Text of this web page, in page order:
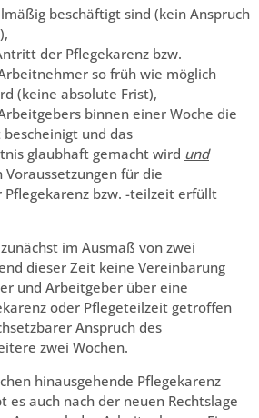
beschäftigt sind (kein Anspruch
der Pflegekarenz bzw.
so früh wie möglich
(keine absolute Frist),
binnen einer Woche die
und das
glaubhaft gemacht wird und
Voraussetzungen für die
Pflegekarenz bzw. -teilzeit erfüllt
im Ausmaß von zwei
dieser Zeit keine Vereinbarung
und Arbeitgeber über eine
oder Pflegeteilzeit getroffen
Anspruch des
zwei Wochen.
hinausgehende Pflegekarenz
es auch nach der neuen Rechtslage